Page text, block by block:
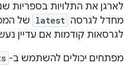
לארגן את התלויות בספריות
מחדל לגרסה latest של
לגרסאות קודמות אם עדיין
מפתחים יכולים להשתמש ב-